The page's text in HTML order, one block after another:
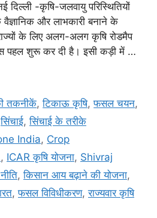
दिल्ली -कृषि-जलवायु परिस्थितियों
और लाभकारी बनाने के
के लिए अलग-अलग कृषि रोडमैप
पहल शुरू कर दी है। इसी कड़ी में …
तकनीकें,टिकाऊ कृषि,फसल चयन,
सिंचाई,सिंचाई के तरीके
India, Crop
, ICAR कृषि योजना, Shivraj
,किसान आय बढ़ाने की योजना,
,फसल विविधीकरण,राज्यवार कृषि